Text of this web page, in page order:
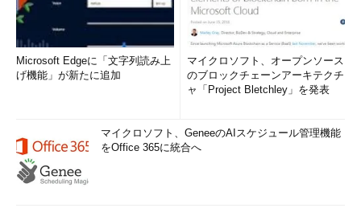
Microsoft Edgeに「文字列読み上
げ機能」が新たに追加
マイクロソフト、オープンソース
のブロックチェーンアーキテクチ
ャ「Project Bletchley」を発表
マイクロソフト、GeneeのAIスケジュール管理機能
をOffice 365に統合へ